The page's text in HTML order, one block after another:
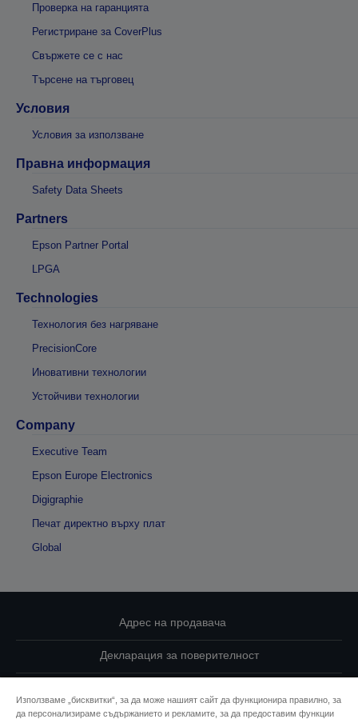
Проверка на гаранцията
Регистриране за CoverPlus
Свържете се с нас
Търсене на търговец
Условия
Условия за използване
Правна информация
Safety Data Sheets
Partners
Epson Partner Portal
LPGA
Technologies
Технология без нагряване
PrecisionCore
Иновативни технологии
Устойчиви технологии
Company
Executive Team
Epson Europe Electronics
Digigraphie
Печат директно върху плат
Global
Адрес на продавача
Декларация за поверителност
Използваме „бисквитки“, за да може нашият сайт да функционира правилно, за
да персонализираме съдържанието и рекламите, за да предоставим функции